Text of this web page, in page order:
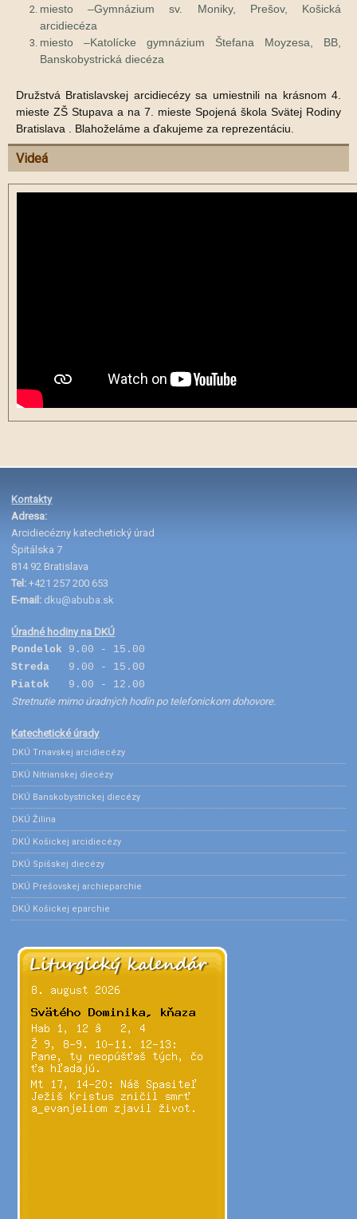
miesto –Gymnázium sv. Moniky, Prešov, Košická
arcidiecéza
miesto –Katolícke gymnázium Štefana Moyzesa, BB,
Banskobystrická diecéza
Družstvá Bratislavskej arcidiecézy sa umiestnili na krásnom 4.
mieste ZŠ Stupava a na 7. mieste Spojená škola Svätej Rodiny
Bratislava . Blahoželáme a ďakujeme za reprezentáciu.
Videá
Kontakty
Adresa:
Arcidiecézny katechetický úrad
Špitálska 7
814 92 Bratislava
Tel: +421 257 200 653
E-mail: dku@abuba.sk
Úradné hodiny na DKÚ
Pondelok 9.00 - 15.00
Streda 9.00 - 15.00
Piatok 9.00 - 12.00
Stretnutie mimo úradných hodín po telefonickom dohovore.
Katechetické úrady
DKÚ Trnavskej arcidiecézy
DKÚ Nitrianskej diecézy
DKÚ Banskobystrickej diecézy
DKÚ Žilina
DKÚ Košickej arcidiecézy
DKÚ Spišskej diecézy
DKÚ Prešovskej archieparchie
DKÚ Košickej eparchie